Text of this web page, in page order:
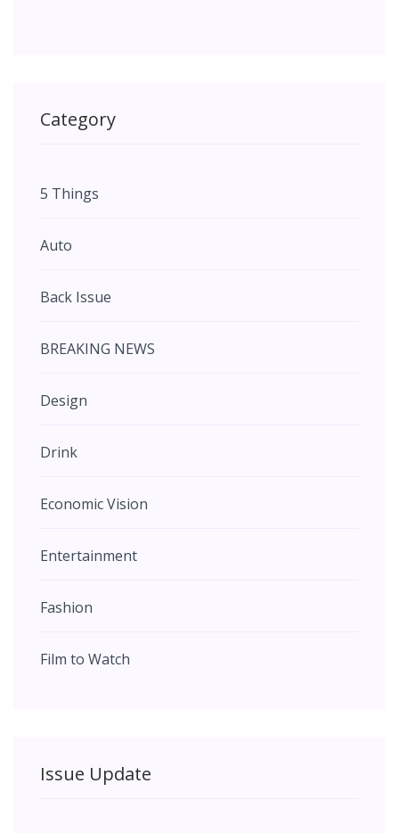
Category
5 Things
Auto
Back Issue
BREAKING NEWS
Design
Drink
Economic Vision
Entertainment
Fashion
Film to Watch
Issue Update